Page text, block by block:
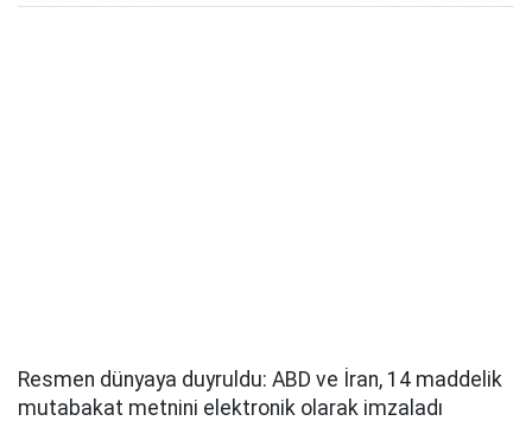
Resmen dünyaya duyruldu: ABD ve İran, 14 maddelik
mutabakat metnini elektronik olarak imzaladı